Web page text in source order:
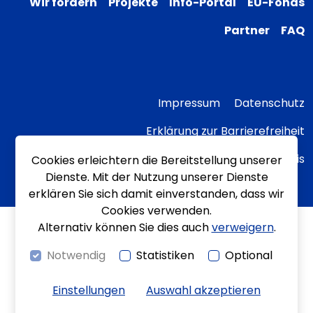
Partner
FAQ
Impressum
Datenschutz
Erklärung zur Barrierefreiheit
Transparenzhinweis
Cookies erleichtern die Bereitstellung unserer
Dienste. Mit der Nutzung unserer Dienste
erklären Sie sich damit einverstanden, dass wir
Cookies verwenden.
Alternativ können Sie dies auchverweigern.
Notwendig
Statistiken Optional
Einstellungen Auswahl akzeptieren